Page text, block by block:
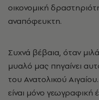
οικονομική
αναπόφευκτη.
Συχνά βέβαια, όταν
μυαλό μας πηγαίνει
του Ανατολικού
είναι μόνο γεωγραφική